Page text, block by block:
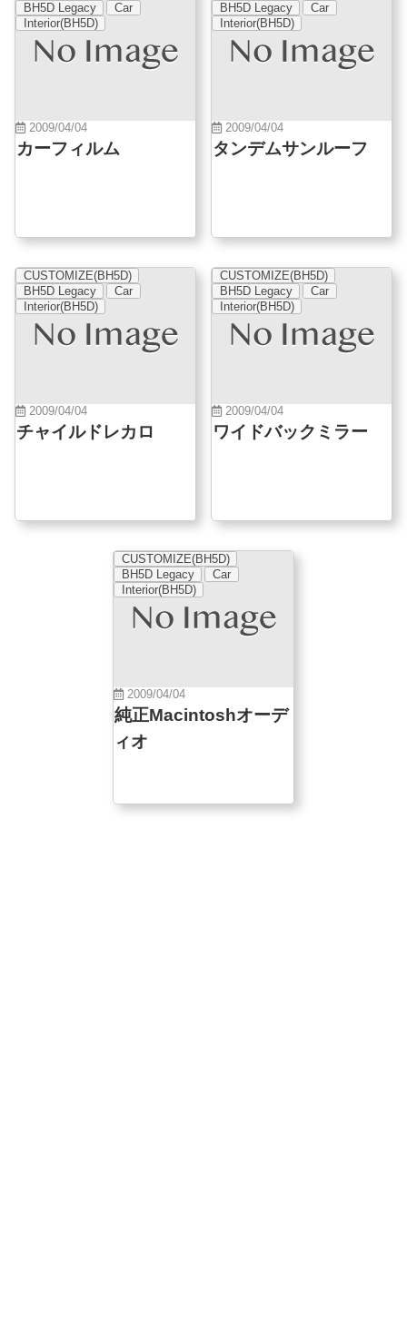
BH5D Legacy
Car
Interior(BH5D)
2009/04/04
カーフィルム
BH5D Legacy
Car
Interior(BH5D)
2009/04/04
タンデムサンルーフ
CUSTOMIZE(BH5D)
BH5D Legacy
Car
Interior(BH5D)
2009/04/04
チャイルドレカロ
CUSTOMIZE(BH5D)
BH5D Legacy
Car
Interior(BH5D)
2009/04/04
ワイドバックミラー
CUSTOMIZE(BH5D)
BH5D Legacy
Car
Interior(BH5D)
2009/04/04
純正Macintoshオーデ
ィオ